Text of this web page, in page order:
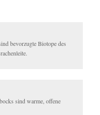
bevorzugte Biotope des
sind warme, offene